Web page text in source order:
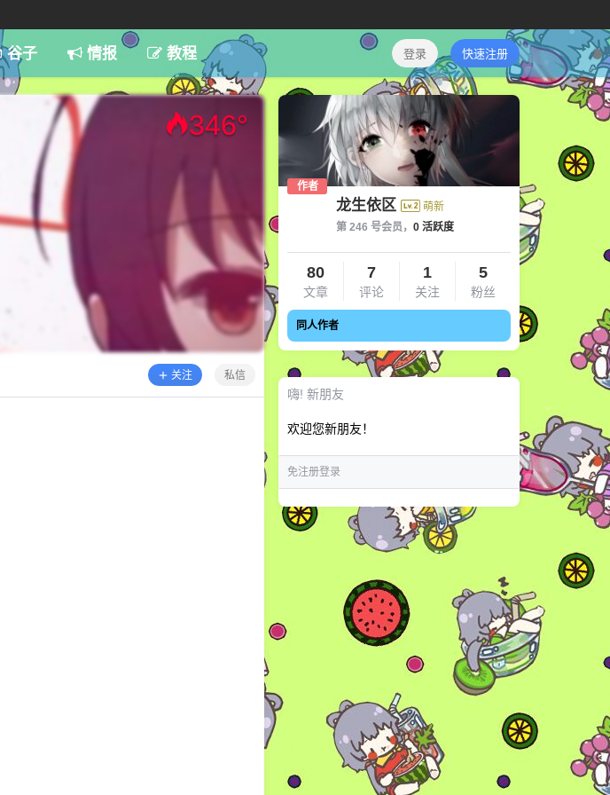
谷子 情报 教程 登录 快速注册
346°
关注 私信
作者
龙生依区
萌新
第 246 号会员，0 活跃度
80
文章
7
评论
1
关注
5
粉丝
同人作者
嗨! 新朋友
欢迎您新朋友！
免注册登录